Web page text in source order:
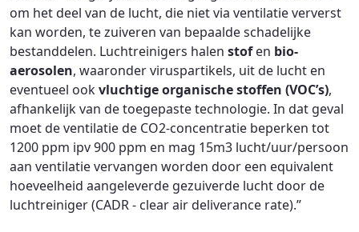
om het deel van de lucht, die niet via ventilatie ververst
kan worden, te zuiveren van bepaalde schadelijke
bestanddelen. Luchtreinigers halen stofen bio-
aerosolen, waaronder viruspartikels, uit de lucht en
eventueel ookvluchtige organische stoffen (VOC’s),
afhankelijk van de toegepaste technologie. In dat geval
moet de ventilatie de CO2-concentratie beperken tot
1200 ppm ipv 900 ppm en mag 15m3 lucht/uur/persoon
aan ventilatie vervangen worden door een equivalent
hoeveelheid aangeleverde gezuiverde lucht door de
luchtreiniger (CADR - clear air deliverance rate).”